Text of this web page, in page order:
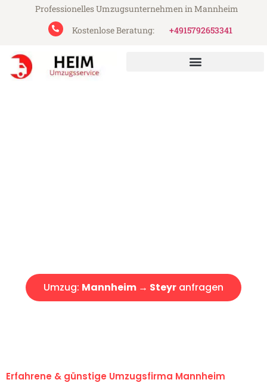
Professionelles Umzugsunternehmen in Mannheim
Kostenlose Beratung:
+4915792653341
Umzug: Mannheim → Steyr anfragen
Erfahrene & günstige Umzugsfirma Mannheim